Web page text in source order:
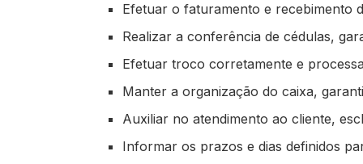
Efetuar o faturamento e recebimento
Realizar a conferência de cédulas,
Efetuar troco corretamente e
Manter a organização do caixa,
Auxiliar no atendimento ao cliente,
Informar os prazos e dias definidos